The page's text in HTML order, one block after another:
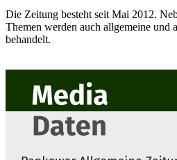
Die Zeitung besteht seit Mai 2012.
Themen werden auch allgemeine und
behandelt.